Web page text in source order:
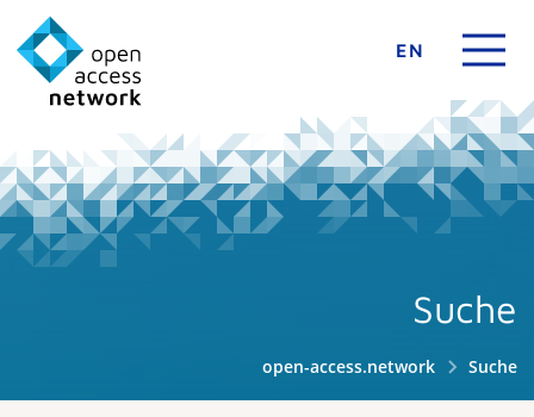
EN
Suche
open-access.network Suche